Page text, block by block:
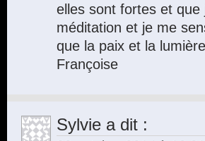
elles sont fortes et
méditation et je me
que la paix et la
Françoise
Sylvie a dit :